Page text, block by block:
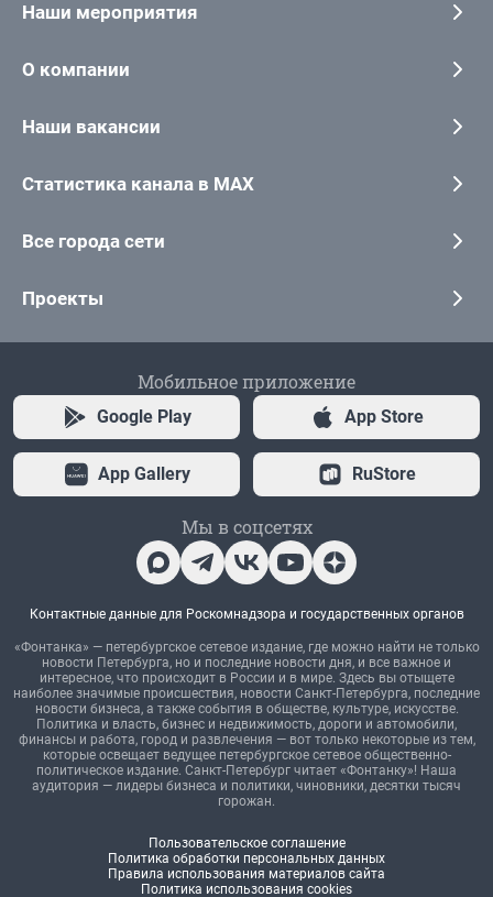
Наши мероприятия
О компании
Наши вакансии
Статистика канала в MAX
Все города сети
Проекты
Мобильное приложение
Google Play App Store
App Gallery RuStore
Мы в соцсетях
Контактные данные для Роскомнадзора и государственных органов
«Фонтанка» — петербургское сетевое издание, где можно найти не только
новости Петербурга, но и последние новости дня, и все важное и
интересное, что происходит в России и в мире. Здесь вы отыщете
наиболее значимые происшествия, новости Санкт-Петербурга, последние
новости бизнеса, а также события в обществе, культуре, искусстве.
Политика и власть, бизнес и недвижимость, дороги и автомобили,
финансы и работа, город и развлечения — вот только некоторые из тем,
которые освещает ведущее петербургское сетевое общественно-
политическое издание. Санкт-Петербург читает «Фонтанку»! Наша
аудитория — лидеры бизнеса и политики, чиновники, десятки тысяч
горожан.
Пользовательское соглашение
Политика обработки персональных данных
Правила использования материалов сайта
Политика использования cookies